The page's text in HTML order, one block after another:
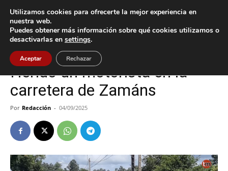
Inicio O Porriño
O Porriño Sucesos
Herido un motorista en la
carretera de Zamáns
Por Redacción - 04/09/2025
Utilizamos cookies para ofrecerte la mejor experiencia en
nuestra web.
Puedes obtener más información sobre qué cookies utilizamos o
desactivarlas en settings.
Aceptar Rechazar